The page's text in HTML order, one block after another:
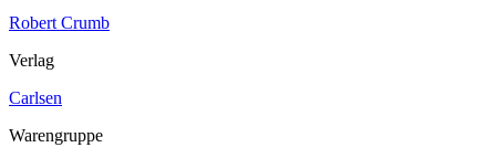
Robert Crumb
Verlag
Carlsen
Warengruppe